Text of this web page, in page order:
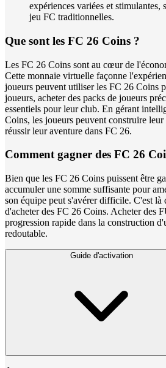
expériences variées et stimulantes,
jeu FC traditionnelles.
Que sont les FC 26 Coins ?
Les FC 26 Coins sont au cœur de
Cette monnaie virtuelle façonne
joueurs peuvent utiliser les FC 26 Coins
joueurs, acheter des packs de joueurs
essentiels pour leur club. En gérant
Coins, les joueurs peuvent construire
réussir leur aventure dans FC 26.
Comment gagner des FC 26
Bien que les FC 26 Coins puissent être
accumuler une somme suffisante pour
son équipe peut s'avérer difficile. C'est
d'acheter des FC 26 Coins. Acheter des
progression rapide dans la construction
redoutable.
Guide d'activation